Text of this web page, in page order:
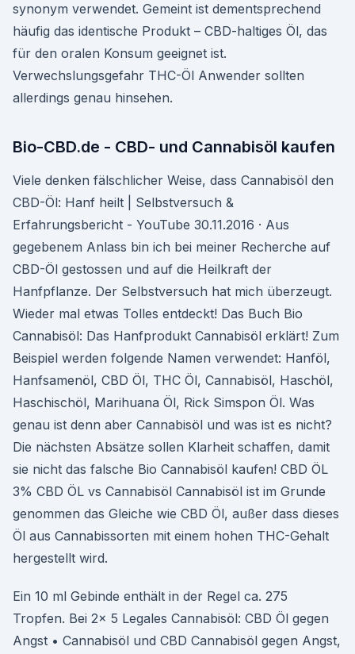
synonym verwendet. Gemeint ist dementsprechend
häufig das identische Produkt – CBD-haltiges Öl, das
für den oralen Konsum geeignet ist.
Verwechslungsgefahr THC-Öl Anwender sollten
allerdings genau hinsehen.
Bio-CBD.de - CBD- und Cannabisöl kaufen
Viele denken fälschlicher Weise, dass Cannabisöl den
CBD-Öl: Hanf heilt | Selbstversuch &
Erfahrungsbericht - YouTube 30.11.2016 · Aus
gegebenem Anlass bin ich bei meiner Recherche auf
CBD-Öl gestossen und auf die Heilkraft der
Hanfpflanze. Der Selbstversuch hat mich überzeugt.
Wieder mal etwas Tolles entdeckt! Das Buch Bio
Cannabisöl: Das Hanfprodukt Cannabisöl erklärt! Zum
Beispiel werden folgende Namen verwendet: Hanföl,
Hanfsamenöl, CBD Öl, THC Öl, Cannabisöl, Haschöl,
Haschischöl, Marihuana Öl, Rick Simspon Öl. Was
genau ist denn aber Cannabisöl und was ist es nicht?
Die nächsten Absätze sollen Klarheit schaffen, damit
sie nicht das falsche Bio Cannabisöl kaufen! CBD ÖL
3% CBD ÖL vs Cannabisöl Cannabisöl ist im Grunde
genommen das Gleiche wie CBD Öl, außer dass dieses
Öl aus Cannabissorten mit einem hohen THC-Gehalt
hergestellt wird.
Ein 10 ml Gebinde enthält in der Regel ca. 275
Tropfen. Bei 2x 5 Legales Cannabisöl: CBD Öl gegen
Angst • Cannabisöl und CBD Cannabisöl gegen Angst,